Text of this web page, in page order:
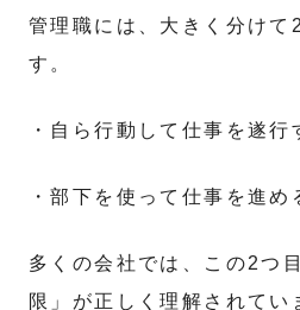
管理職には、大きく分けて
す。
・自ら行動して仕事を遂行
・部下を使って仕事を進め
多くの会社では、この2つ
限」が正しく理解されてい